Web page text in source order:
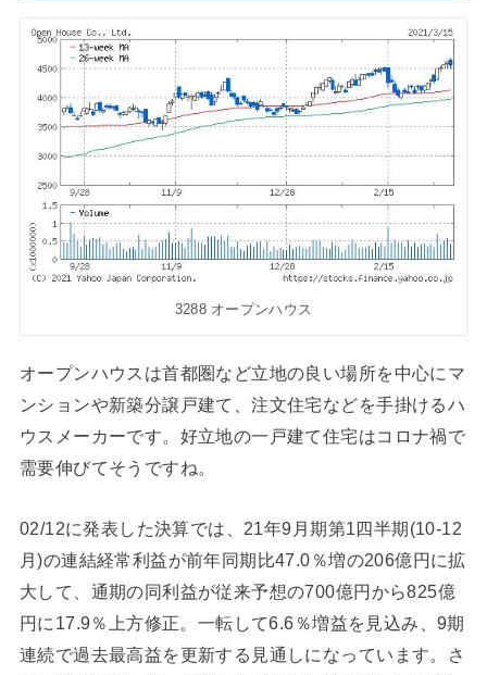
3288 オープンハウス
オープンハウスは首都圏など立地の良い場所を中心にマ
ンションや新築分譲戸建て、注文住宅などを手掛けるハ
ウスメーカーです。好立地の一戸建て住宅はコロナ禍で
需要伸びてそうですね。
02/12に発表した決算では、21年9月期第1四半期(10-12
月)の連結経常利益が前年同期比47.0％増の206億円に拡
大して、通期の同利益が従来予想の700億円から825億
円に17.9％上方修正。一転して6.6％増益を見込み、9期
連続で過去最高益を更新する見通しになっています。さ